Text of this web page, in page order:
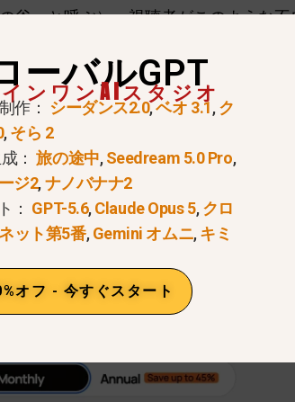
谷」と呼ぶ）。視聴者がこのような
ります。.
バターツールは、非常に厳格なクレジ
、間違って悪いビデオを生成したり
ます。.
デオを作るためには、通常、ChatGPT
ラクターを描き、ElevenLabsで声を
リエイティブな集中力が損なわれる。.
ーバルGPT
ンワンAIスタジオ
作： シーダンス2.0,ベオ 3.1,ク
,そら 2
成：旅の途中,Seedream 5.0 Pro,
ジ2,ナノバナナ2
： GPT-5.6,Claude Opus 5,クロ
ット第5番,Gemini オムニ,キミ
オフ - 今すぐスタート